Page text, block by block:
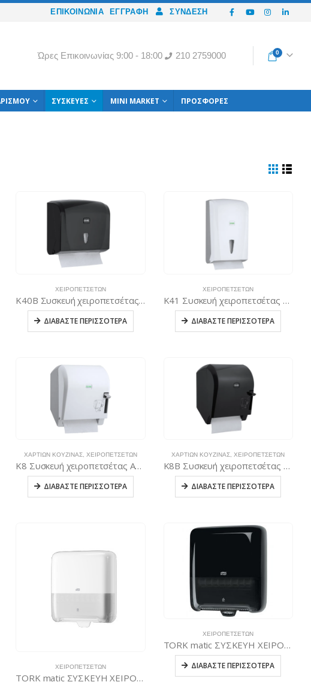
ΕΠΙΚΟΙΝΩΝΙΑ ΕΓΓΡΑΦΉ ΣΎΝΔΕΣΗ
Ώρες Eπικοινωνίας 9:00 - 18:00 210 2759000 0
ΣΥΣΚΕΥΈΣ MINI MARKET ΠΡΟΣΦΟΡΈΣ
ΧΕΙΡΟΠΕΤΣΈΤΩΝ
K40B Συσκευή χειροπετσέτας τύπου C & V, 300 φύλλων – Μαύρη
ΔΙΑΒΆΣΤΕ ΠΕΡΙΣΣΌΤΕΡΑ
ΧΕΙΡΟΠΕΤΣΈΤΩΝ
K41 Συσκευή χειροπετσέτας τύπου C & V, 600 φύλλων – Λευκή
ΔΙΑΒΆΣΤΕ ΠΕΡΙΣΣΌΤΕΡΑ
ΧΑΡΤΙΏΝ ΚΟΥΖΊΝΑΣ, ΧΕΙΡΟΠΕΤΣΈΤΩΝ
K8 Συσκευή χειροπετσέτας Autocut – Λευκή
ΔΙΑΒΆΣΤΕ ΠΕΡΙΣΣΌΤΕΡΑ
ΧΑΡΤΙΏΝ ΚΟΥΖΊΝΑΣ ,ΧΕΙΡΟΠΕΤΣΈΤΩΝ
K8B Συσκευή χειροπετσέτας Autocut – Μαύρη
ΔΙΑΒΆΣΤΕ ΠΕΡΙΣΣΌΤΕΡΑ
ΧΕΙΡΟΠΕΤΣΈΤΩΝ
TORK matic ΣΥΣΚΕΥΗ ΧΕΙΡΟΠΕΤΣΕΤΑΣ ΡΟΛΟΥ ΛΕΥΚΗ
ΧΕΙΡΟΠΕΤΣΈΤΩΝ
TORK matic ΣΥΣΚΕΥΗ ΧΕΙΡΟΠΕΤΣΕΤΑΣ ΡΟΛΟΥ ΜΑΥΡΗ
ΔΙΑΒΆΣΤΕ ΠΕΡΙΣΣΌΤΕΡΑ